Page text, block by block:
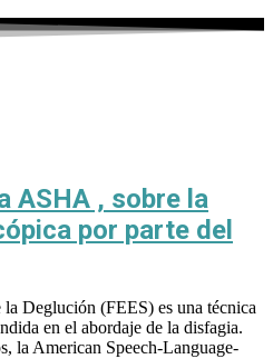
ASHA , sobre la
por parte del
Deglución (FEES) es una técnica
en el abordaje de la disfagia.
la American Speech-Language-